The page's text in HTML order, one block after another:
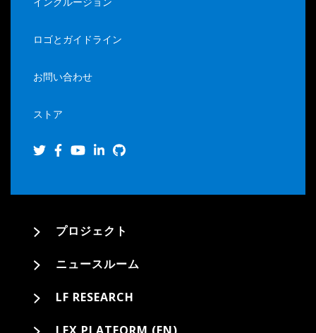
ロゴとガイドライン
お問い合わせ
ストア
プロジェクト
ニュースルーム
LF RESEARCH